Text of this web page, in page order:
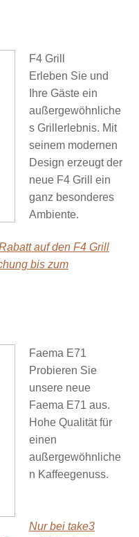
F4 Grill
Erleben Sie und
Ihre Gäste ein
außergewöhnliche
s Grillerlebnis. Mit
seinem modernen
Design erzeugt der
neue F4 Grill ein
ganz besonderes
Ambiente.
auf den F4 Grill
bis zum
Faema E71
Probieren Sie
unsere neue
Faema E71 aus.
Hohe Qualität für
einen
außergewöhnliche
n Kaffeegenuss.
Nur bei take3